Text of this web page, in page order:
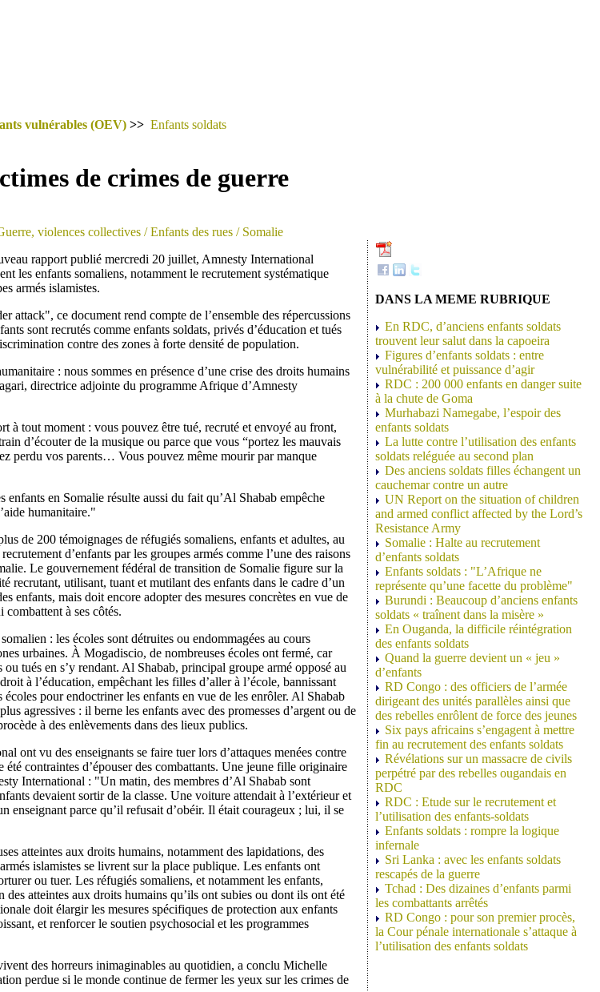
vulnérables (OEV) >> Enfants soldats
de crimes de guerre
violences collectives / Enfants des rues / Somalie
rapport publié mercredi 20 juillet, Amnesty International
les enfants somaliens, notamment le recrutement systématique
armés islamistes.
attack", ce document rend compte de l’ensemble des répercussions
sont recrutés comme enfants soldats, privés d’éducation et tués
contre des zones à forte densité de population.
: nous sommes en présence d’une crise des droits humains
directrice adjointe du programme Afrique d’Amnesty
à tout moment : vous pouvez être tué, recruté et envoyé au front,
d’écouter de la musique ou parce que vous “portez les mauvais
perdu vos parents… Vous pouvez même mourir par manque
en Somalie résulte aussi du fait qu’Al Shabab empêche
humanitaire."
de 200 témoignages de réfugiés somaliens, enfants et adultes, au
d’enfants par les groupes armés comme l’une des raisons
Le gouvernement fédéral de transition de Somalie figure sur la
recrutant, utilisant, tuant et mutilant des enfants dans le cadre d’un
enfants, mais doit encore adopter des mesures concrètes en vue de
à ses côtés.
: les écoles sont détruites ou endommagées au cours
urbaines. À Mogadiscio, de nombreuses écoles ont fermé, car
ou tués en s’y rendant. Al Shabab, principal groupe armé opposé au
à l’éducation, empêchant les filles d’aller à l’école, bannissant
écoles pour endoctriner les enfants en vue de les enrôler. Al Shabab
agressives : il berne les enfants avec des promesses d’argent ou de
à des enlèvements dans des lieux publics.
ont vu des enseignants se faire tuer lors d’attaques menées contre
été contraintes d’épouser des combattants. Une jeune fille originaire
International : "Un matin, des membres d’Al Shabab sont
devaient sortir de la classe. Une voiture attendait à l’extérieur et
enseignant parce qu’il refusait d’obéir. Il était courageux ; lui, il se
atteintes aux droits humains, notamment des lapidations, des
islamistes se livrent sur la place publique. Les enfants ont
ou tuer. Les réfugiés somaliens, et notamment les enfants,
des atteintes aux droits humains qu’ils ont subies ou dont ils ont été
doit élargir les mesures spécifiques de protection aux enfants
et renforcer le soutien psychosocial et les programmes
des horreurs inimaginables au quotidien, a conclu Michelle
perdue si le monde continue de fermer les yeux sur les crimes de
DANS LA MEME RUBRIQUE
En RDC, d’anciens enfants soldats
trouvent leur salut dans la capoeira
Figures d’enfants soldats : entre
vulnérabilité et puissance d’agir
RDC : 200 000 enfants en danger suite
à la chute de Goma
Murhabazi Namegabe, l’espoir des
enfants soldats
La lutte contre l’utilisation des enfants
soldats reléguée au second plan
Des anciens soldats filles échangent un
cauchemar contre un autre
UN Report on the situation of children
and armed conflict affected by the Lord’s
Resistance Army
Somalie : Halte au recrutement
d’enfants soldats
Enfants soldats : "L’Afrique ne
représente qu’une facette du problème"
Burundi : Beaucoup d’anciens enfants
soldats « traînent dans la misère »
En Ouganda, la difficile réintégration
des enfants soldats
Quand la guerre devient un « jeu »
d’enfants
RD Congo : des officiers de l’armée
dirigeant des unités parallèles ainsi que
des rebelles enrôlent de force des jeunes
Six pays africains s’engagent à mettre
fin au recrutement des enfants soldats
Révélations sur un massacre de civils
perpétré par des rebelles ougandais en
RDC
RDC : Etude sur le recrutement et
l’utilisation des enfants-soldats
Enfants soldats : rompre la logique
infernale
Sri Lanka : avec les enfants soldats
rescapés de la guerre
Tchad : Des dizaines d’enfants parmi
les combattants arrêtés
RD Congo : pour son premier procès,
la Cour pénale internationale s’attaque à
l’utilisation des enfants soldats